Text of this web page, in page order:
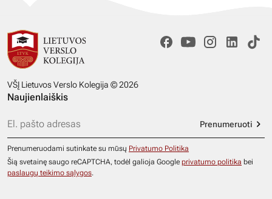
VŠĮ Lietuvos Verslo Kolegija © 2026
Naujienlaiškis
Prenumeruoti
Prenumeruodami sutinkate su mūsų Privatumo Politika
Šią svetainę saugo reCAPTCHA, todėl galioja Google privatumo politika bei
paslaugų teikimo sąlygos.